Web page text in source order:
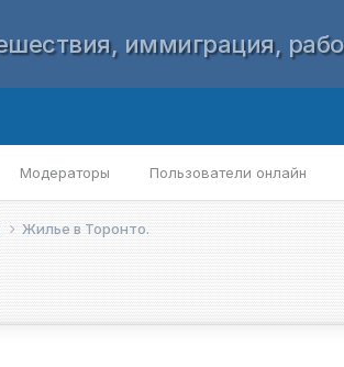
иммиграция,
Модераторы Пользователи онлайн
Жилье в Торонто.